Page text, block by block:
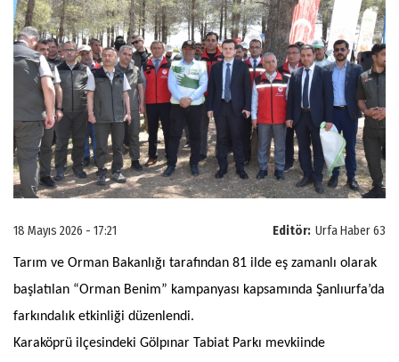
Editör: Urfa Haber 63
18 Mayıs 2026 - 17:21
Tarım ve Orman Bakanlığı tarafından 81 ilde eş zamanlı olarak
başlatılan “Orman Benim” kampanyası kapsamında Şanlıurfa’da
farkındalık etkinliği düzenlendi.
Karaköprü ilçesindeki Gölpınar Tabiat Parkı mevkiinde